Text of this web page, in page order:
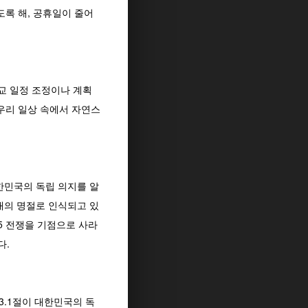
록 해, 공휴일이 줄어
일정 조정이나 계획
리 일상 속에서 자연스
국의 독립 의지를 알
명절로 인식되고 있
전쟁을 기점으로 사라
.
절이 대한민국의 독